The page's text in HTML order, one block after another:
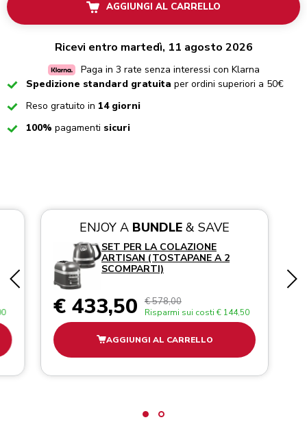
AGGIUNGI AL CARRELLO
Ricevi entro martedì, 11 agosto 2026
Paga in 3 rate senza interessi con Klarna
CheckedSpedizione standard gratuita per ordini superiori a 50€
CheckedReso gratuito in 14 giorni
Checked
100% pagamenti sicuri
ENJOY A BUNDLE& SAVE
SET PER LA COLAZIONE
ARTISAN (TOSTAPANE A 2
SCOMPARTI)
€ 433,50 € 578,00
Risparmi sui costi € 144,50
AGGIUNGI AL CARRELLO